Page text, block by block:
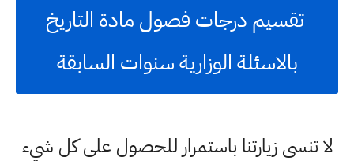
تقسيم درجات فصول مادة التاريخ
بالاسئلة الوزارية سنوات السابقة
لا تنسى زيارتنا باستمرار للحصول على كل شيء